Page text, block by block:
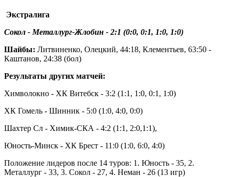
Экстралига
Сокол - Металлург-Жлобин - 2:1 (0:0, 0:1, 1:0, 1:0)
Шайбы: Литвиненко, Олецкий, 44:18, Клементьев, 63:50 -
Каштанов, 24:38 (бол)
Результаты других матчей:
Химволокно - ХК Витебск - 3:2 (1:1, 1:0, 0:1, 1:0)
ХК Гомель - Шинник - 5:0 (1:0, 4:0, 0:0)
Шахтер Сл - Химик-СКА - 4:2 (1:1, 2:0,1:1),
Юность-Минск - ХК Брест - 11:0 (1:0, 6:0, 4:0)
Положение лидеров после 14 туров: 1. Юность - 35, 2.
Металлург - 33, 3. Сокол - 27, 4. Неман - 26 (13 игр)